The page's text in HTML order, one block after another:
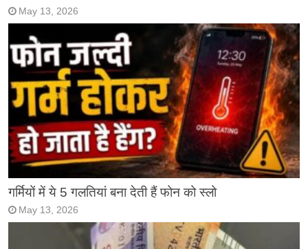
May 13, 2026
गर्मियों में ये 5 गलतियां बना देती हैं फोन को स्लो
May 13, 2026